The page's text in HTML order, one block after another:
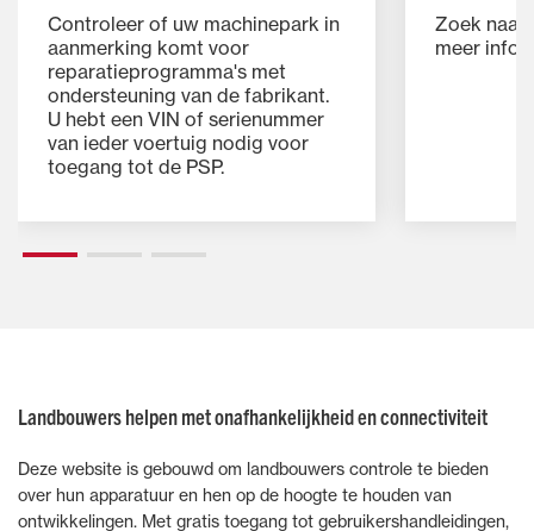
Controleer of uw machinepark in
aanmerking komt voor
reparatieprogramma's met
ondersteuning van de fabrikant.
U hebt een VIN of serienummer
van ieder voertuig nodig voor
toegang tot de PSP.
Zoek naar
meer
Landbouwers helpen met onafhankelijkheid en connectiviteit
Deze website is gebouwd om landbouwers controle te bieden
over hun apparatuur en hen op de hoogte te houden van
ontwikkelingen. Met gratis toegang tot gebruikershandleidingen,